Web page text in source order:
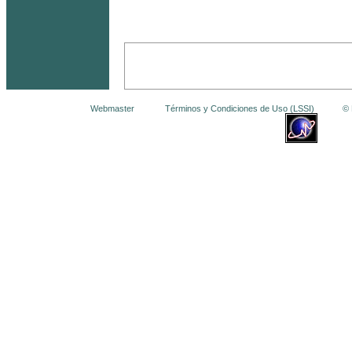
Webmaster Términos y Condiciones de Uso (LSSI) © La